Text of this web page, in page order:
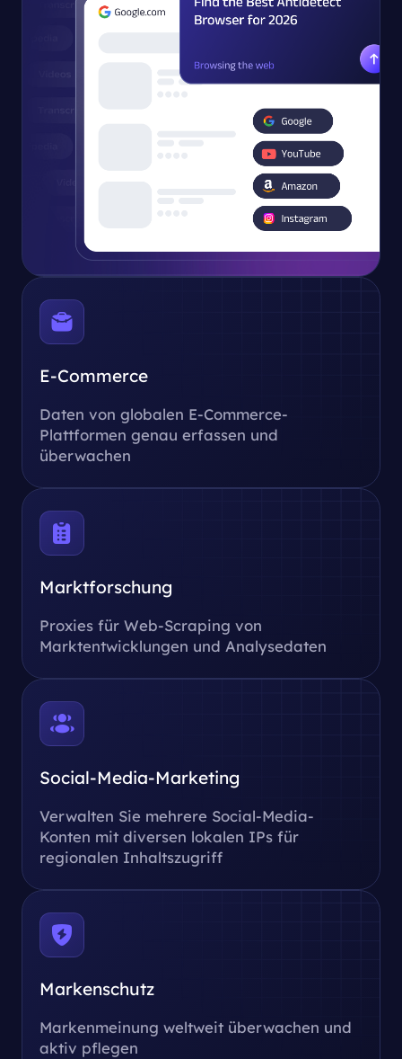
E-Commerce
Daten von globalen E-Commerce-
Plattformen genau erfassen und
überwachen
Marktforschung
Proxies für Web-Scraping von
Marktentwicklungen und Analysedaten
Social-Media-Marketing
Verwalten Sie mehrere Social-Media-
Konten mit diversen lokalen IPs für
regionalen Inhaltszugriff
Markenschutz
Markenmeinung weltweit überwachen und
aktiv pflegen